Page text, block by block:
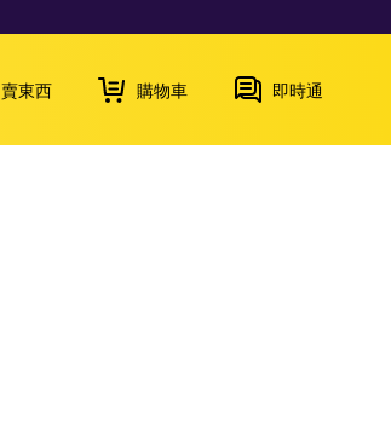
賣東西 購物車 即時通